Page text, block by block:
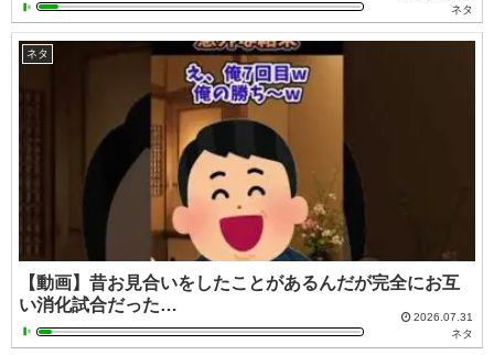
ネタ
ネタ
【動画】昔お見合いをしたことがあるんだが完全にお互
い消化試合だった…
2026.07.31
ネタ